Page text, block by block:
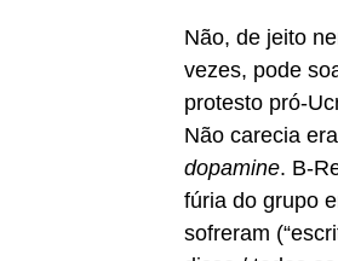
Não, de jeito
vezes, pode
protesto pró-
Não carecia
dopamine. B-
fúria do grupo
sofreram